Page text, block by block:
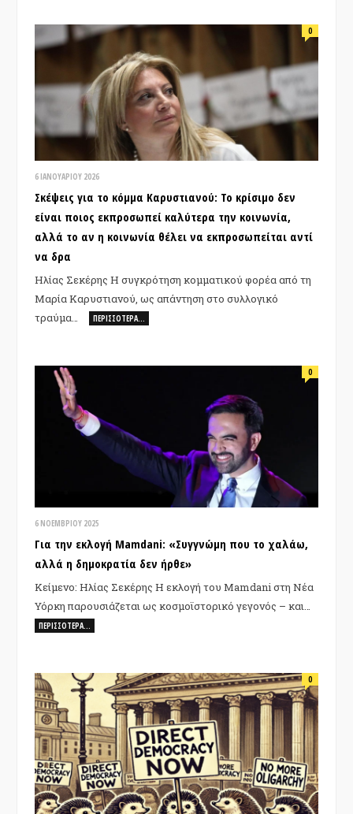
6 ΙΑΝΟΥΑΡΊΟΥ 2026
0
Σκέψεις για το κόμμα Καρυστιανού: Το κρίσιμο δεν
είναι ποιος εκπροσωπεί καλύτερα την κοινωνία,
αλλά το αν η κοινωνία θέλει να εκπροσωπείται αντί
να δρα
Ηλίας Σεκέρης Η συγκρότηση κομματικού φορέα από τη
Μαρία Καρυστιανού, ως απάντηση στο συλλογικό
τραύμα…
ΠΕΡΙΣΣΌΤΕΡΑ…
6 ΝΟΕΜΒΡΊΟΥ 2025
0
Για την εκλογή Mamdani: «Συγγνώμη που το χαλάω,
αλλά η δημοκρατία δεν ήρθε»
Κείμενο: Ηλίας Σεκέρης Η εκλογή του Mamdani στη Νέα
Υόρκη παρουσιάζεται ως κοσμοϊστορικό γεγονός – και…
ΠΕΡΙΣΣΌΤΕΡΑ…
0